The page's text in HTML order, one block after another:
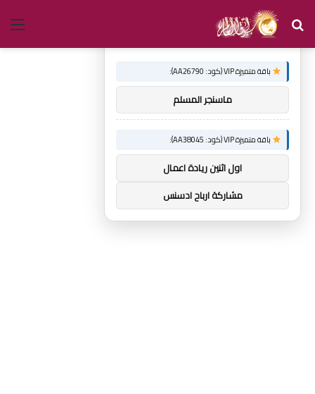
بحث
عن
توصيات :
باقة متميزة VIP (كود: AA26790):
ماسنجر المسلم
باقة متميزة VIP (كود: AA38045):
اول اثنين ريادة اعمال
مشاركة ارباح ادسنس